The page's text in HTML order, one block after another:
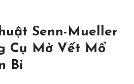
Senn-Mueller
Cụ Mở Vết Mổ
Bỉ